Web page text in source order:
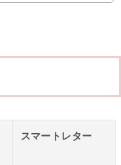
スマートレター